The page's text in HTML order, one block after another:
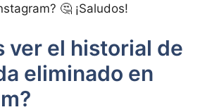
🤔 ¡Saludos!
ver el historial de
eliminado en